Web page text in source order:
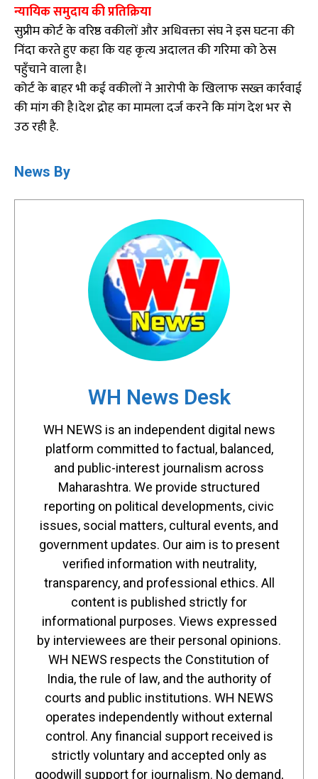
न्यायिक समुदाय की प्रतिक्रिया
सुप्रीम कोर्ट के वरिष्ठ वकीलों और अधिवक्ता संघ ने इस घटना की
निंदा करते हुए कहा कि यह कृत्य अदालत की गरिमा को ठेस
पहुँचाने वाला है।
कोर्ट के बाहर भी कई वकीलों ने आरोपी के खिलाफ सख्त कार्रवाई
की मांग की है।देश द्रोह का मामला दर्ज करने कि मांग देश भर से
उठ रही है.
News By
WH News Desk
WH NEWS is an independent digital news
platform committed to factual, balanced,
and public-interest journalism across
Maharashtra. We provide structured
reporting on political developments, civic
issues, social matters, cultural events, and
government updates. Our aim is to present
verified information with neutrality,
transparency, and professional ethics. All
content is published strictly for
informational purposes. Views expressed
by interviewees are their personal opinions.
WH NEWS respects the Constitution of
India, the rule of law, and the authority of
courts and public institutions. WH NEWS
operates independently without external
control. Any financial support received is
strictly voluntary and accepted only as
goodwill support for journalism. No demand,